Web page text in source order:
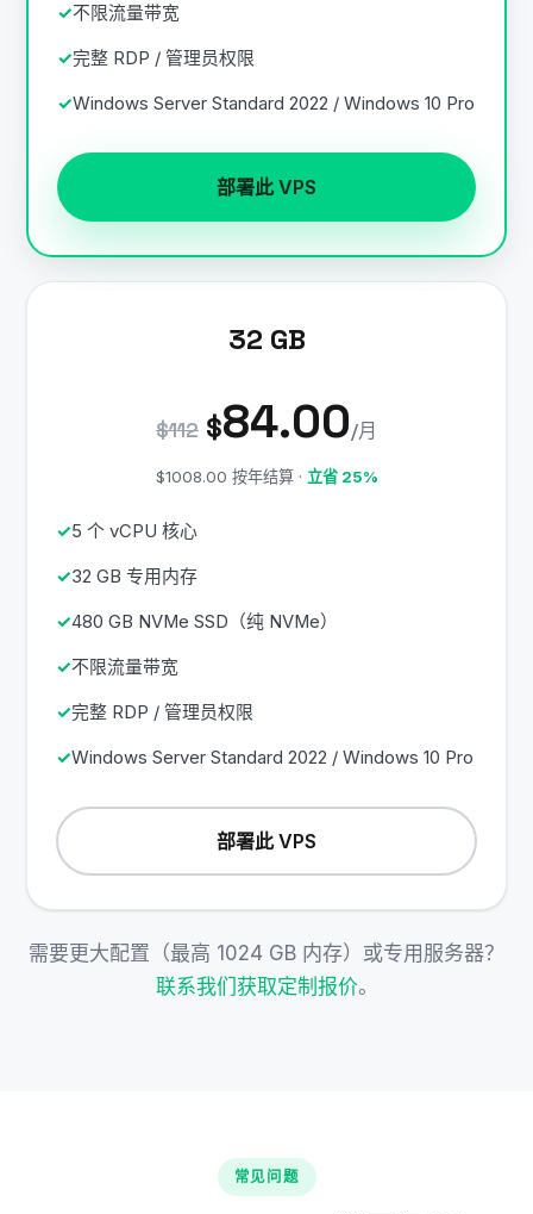
不限流量带宽
完整 RDP / 管理员权限
Windows Server Standard 2022 / Windows 10 Pro
部署此 VPS
32 GB
$112 $84.00/月
$1008.00 按年结算 · 立省 25%
5 个 vCPU 核心
32 GB 专用内存
480 GB NVMe SSD（纯 NVMe）
不限流量带宽
完整 RDP / 管理员权限
Windows Server Standard 2022 / Windows 10 Pro
部署此 VPS
需要更大配置（最高 1024 GB 内存）或专用服务器？
联系我们获取定制报价。
常见问题